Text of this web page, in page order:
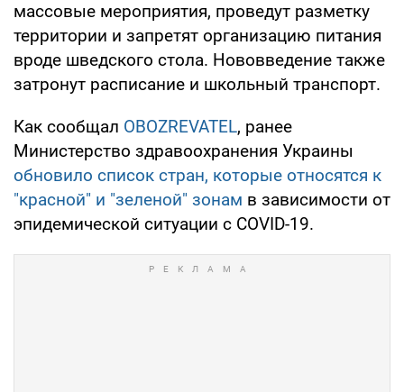
массовые мероприятия, проведут разметку
территории и запретят организацию питания
вроде шведского стола. Нововведение также
затронут расписание и школьный транспорт.
Как сообщал OBOZREVATEL, ранее
Министерство здравоохранения Украины
обновило список стран, которые относятся к
"красной" и "зеленой" зонам в зависимости от
эпидемической ситуации с COVID-19.